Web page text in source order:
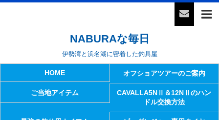
NABURAな毎日
伊勢湾と浜名湖に密着した釣具屋
HOME オフショアツアーのご案内
ご当地アイテム
CAVALLA5NⅡ＆12NⅡのハン
ドル交換方法